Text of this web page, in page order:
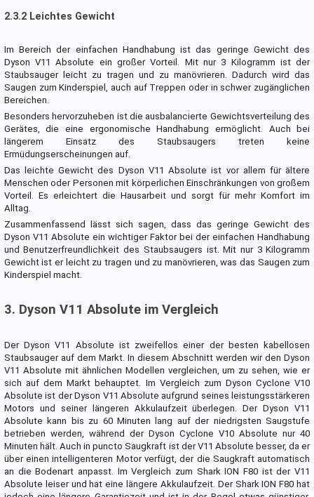
2.3.2 Leichtes Gewicht
Im Bereich der einfachen Handhabung ist das geringe Gewicht des
Dyson V11 Absolute ein großer Vorteil. Mit nur 3 Kilogramm ist der
Staubsauger leicht zu tragen und zu manövrieren. Dadurch wird das
Saugen zum Kinderspiel, auch auf Treppen oder in schwer zugänglichen
Bereichen.
Besonders hervorzuheben ist die ausbalancierte Gewichtsverteilung des
Gerätes, die eine ergonomische Handhabung ermöglicht. Auch bei
längerem Einsatz des Staubsaugers treten keine
Ermüdungserscheinungen auf.
Das leichte Gewicht des Dyson V11 Absolute ist vor allem für ältere
Menschen oder Personen mit körperlichen Einschränkungen von großem
Vorteil. Es erleichtert die Hausarbeit und sorgt für mehr Komfort im
Alltag.
Zusammenfassend lässt sich sagen, dass das geringe Gewicht des
Dyson V11 Absolute ein wichtiger Faktor bei der einfachen Handhabung
und Benutzerfreundlichkeit des Staubsaugers ist. Mit nur 3 Kilogramm
Gewicht ist er leicht zu tragen und zu manövrieren, was das Saugen zum
Kinderspiel macht.
3. Dyson V11 Absolute im Vergleich
Der Dyson V11 Absolute ist zweifellos einer der besten kabellosen
Staubsauger auf dem Markt. In diesem Abschnitt werden wir den Dyson
V11 Absolute mit ähnlichen Modellen vergleichen, um zu sehen, wie er
sich auf dem Markt behauptet. Im Vergleich zum Dyson Cyclone V10
Absolute ist der Dyson V11 Absolute aufgrund seines leistungsstärkeren
Motors und seiner längeren Akkulaufzeit überlegen. Der Dyson V11
Absolute kann bis zu 60 Minuten lang auf der niedrigsten Saugstufe
betrieben werden, während der Dyson Cyclone V10 Absolute nur 40
Minuten hält. Auch in puncto Saugkraft ist der V11 Absolute besser, da er
über einen intelligenteren Motor verfügt, der die Saugkraft automatisch
an die Bodenart anpasst. Im Vergleich zum Shark ION F80 ist der V11
Absolute leiser und hat eine längere Akkulaufzeit. Der Shark ION F80 hat